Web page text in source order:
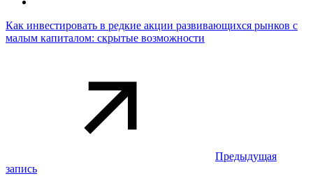
Как инвестировать в редкие акции развивающихся рынков с
малым капиталом: скрытые возможности
Предыдущая
запись